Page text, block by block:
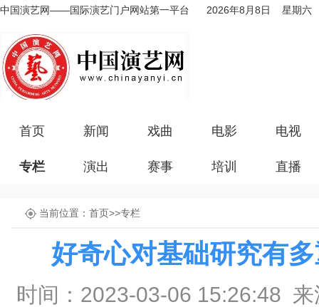
中国演艺网——国际演艺门户网站第一平台 2026年8月8日 星期六
首页 新闻 戏曲 电影 电视
专栏 演出 赛事 培训 直播
当前位置： 首页>>专栏
好奇心对基础研究有
时间：2023-03-06 15:26:48